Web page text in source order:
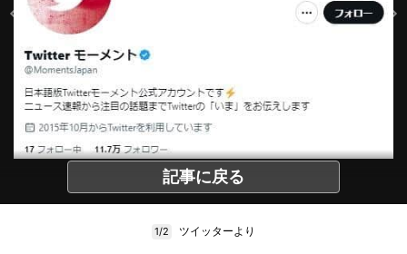
記事に戻る
1/2 ツイッターより